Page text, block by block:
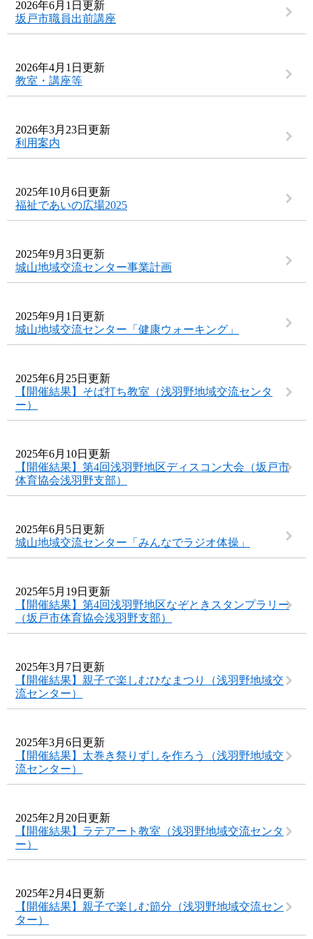
2026年6月1日更新
坂戸市職員出前講座
2026年4月1日更新
教室・講座等
2026年3月23日更新
利用案内
2025年10月6日更新
福祉であいの広場2025
2025年9月3日更新
城山地域交流センター事業計画
2025年9月1日更新
城山地域交流センター「健康ウォーキング」
2025年6月25日更新
【開催結果】そば打ち教室（浅羽野地域交流センタ
ー）
2025年6月10日更新
【開催結果】第4回浅羽野地区ディスコン大会（坂戸市
体育協会浅羽野支部）
2025年6月5日更新
城山地域交流センター「みんなでラジオ体操」
2025年5月19日更新
【開催結果】第4回浅羽野地区なぞときスタンプラリー
（坂戸市体育協会浅羽野支部）
2025年3月7日更新
【開催結果】親子で楽しむひなまつり（浅羽野地域交
流センター）
2025年3月6日更新
【開催結果】太巻き祭りずしを作ろう（浅羽野地域交
流センター）
2025年2月20日更新
【開催結果】ラテアート教室（浅羽野地域交流センタ
ー）
2025年2月4日更新
【開催結果】親子で楽しむ節分（浅羽野地域交流セン
ター）